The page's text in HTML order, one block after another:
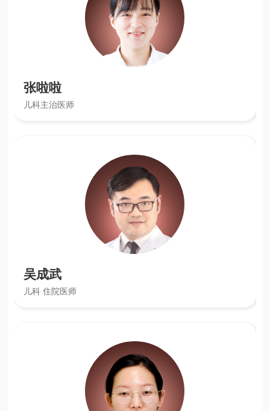
张啦啦
儿科主治医师
吴成武
儿科 住院医师